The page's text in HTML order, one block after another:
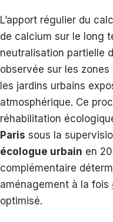
L’apport régulier du
de calcium sur le long
neutralisation partielle
observée sur les
les jardins urbains
atmosphérique. Ce
réhabilitation
Paris sous la
écologue urbain en
complémentaire
aménagement à la fois
optimisé.